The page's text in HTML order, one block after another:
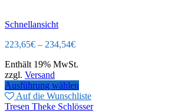
Schnellansicht
223,65€ – 234,54€
Enthält 19% MwSt.
zzgl. Versand
Ausführung wählen
Auf die Wunschliste
Tresen Theke Schlösser